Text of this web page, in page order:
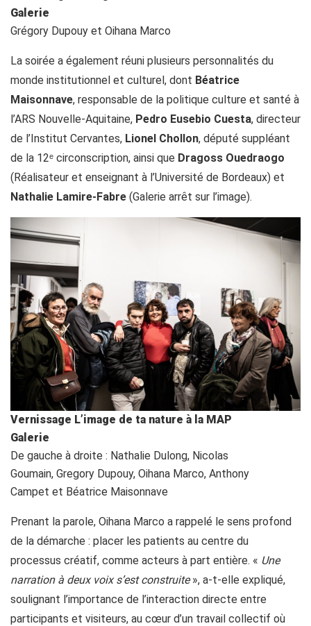
Galerie
Grégory Dupouy et Oihana Marco
La soirée a également réuni plusieurs personnalités du
monde institutionnel et culturel, dont Béatrice
Maisonnave, responsable de la politique culture et santé à
l’ARS Nouvelle-Aquitaine, Pedro Eusebio Cuesta, directeur
de l’Institut Cervantes, Lionel Chollon, député suppléant
de la 12ᵉ circonscription, ainsi que Dragoss Ouedraogo
(Réalisateur et enseignant à l’Université de Bordeaux) et
Nathalie Lamire-Fabre (Galerie arrêt sur l’image).
Vernissage L’image de ta nature à la MAP
Galerie
De gauche à droite : Nathalie Dulong, Nicolas
Goumain, Gregory Dupouy, Oihana Marco, Anthony
Campet et Béatrice Maisonnave
Prenant la parole, Oihana Marco a rappelé le sens profond
de la démarche : placer les patients au centre du
processus créatif, comme acteurs à part entière. « Une
narration à deux voix s’est construite», a-t-elle expliqué,
soulignant l’importance de l’interaction directe entre
participants et visiteurs, au cœur d’un travail collectif où